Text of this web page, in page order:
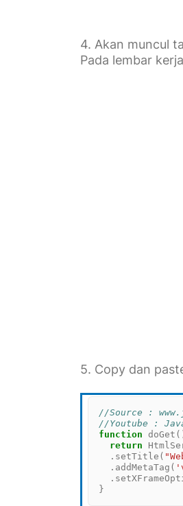
4. Akan muncul
Pada lembar
5. Copy dan
//Source :
//Youtube :
function
return
  .setTitle(
  .addMetaTag(